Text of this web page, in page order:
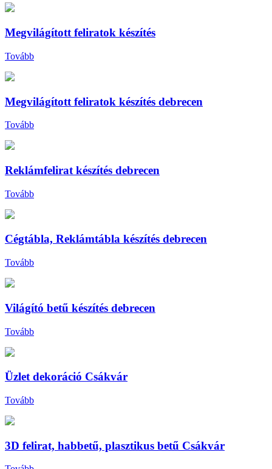
Megvilágított feliratok készítés
Tovább
Megvilágított feliratok készítés debrecen
Tovább
Reklámfelirat készítés debrecen
Tovább
Cégtábla, Reklámtábla készítés debrecen
Tovább
Világító betű készítés debrecen
Tovább
Üzlet dekoráció Csákvár
Tovább
3D felirat, habbetű, plasztikus betű Csákvár